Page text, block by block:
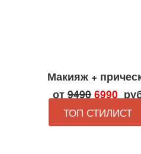
Макияж +
от 9490 6990
ТОП СТИЛИСТ